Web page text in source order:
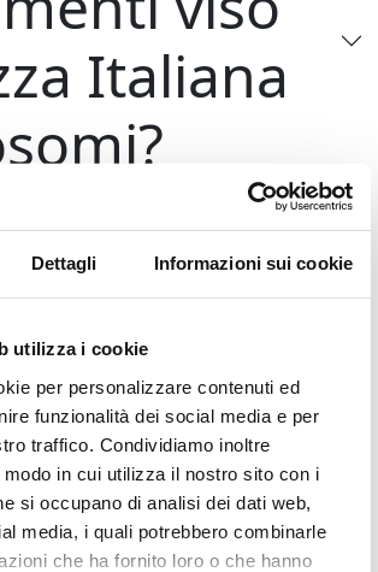
Dettagli Informazioni sui cookie
utilizza i cookie
per personalizzare contenuti ed
funzionalità dei social media e per
traffico. Condividiamo inoltre
in cui utilizza il nostro sito con i
si occupano di analisi dei dati web,
media, i quali potrebbero combinarle
che ha fornito loro o che hanno
Italiana
di
Bellezza
ai